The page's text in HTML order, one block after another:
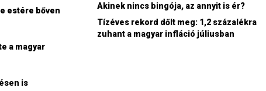
estére bőven
a magyar
is
Akinek nincs bingója, az annyit is ér?
Tízéves rekord dőlt meg: 1,2 százalékra
zuhant a magyar infláció júliusban